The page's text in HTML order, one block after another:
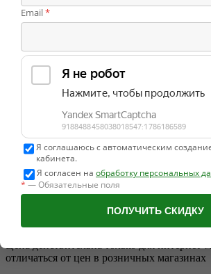
Отложить Отложено
Сравнить В сравнении
последняя цена продажи
* Актуальную стоимость уточняйте у
Нашли дешевле?
+
В корзину
Добавить стол:
Купить в 1 клик
Рассрочка/Лизинг
отличаться от цен в розничных магазинах
Email*
Я соглашаюсь с автоматическим
кабинета.
Я согласен на обработку персональных
* — Обязательные поля
ПОЛУЧИТЬ СКИДКУ